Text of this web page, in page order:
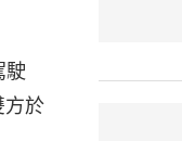
駛
方於